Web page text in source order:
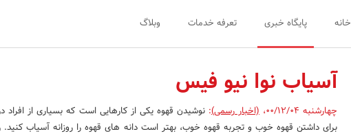
خانه پایگاه خبری تعرفه خدمات وبلاگ
آسیاب نوا نیو فیس
چهارشنبه 00/12/04 ،(اخبار رسمی):نوشیدن قهوه یکی از کارهایی است که بسیاری از افراد
برای داشتن قهوه خوب و تجربه قهوه خوب، بهتر است دانه های قهوه را روزانه آسیاب